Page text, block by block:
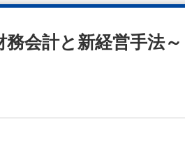
務会計と新経営手法